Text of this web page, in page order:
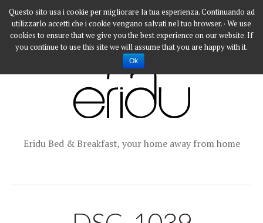
Eridu Bed & Breakfast, your home away from home
Questo sito usa i cookie per migliorare la tua esperienza. Continuando ad
utilizzarlo accetti che i cookie vengano salvati nel tuo browser. · We use
cookies to ensure that we give you the best experience on our website. If
you continue to use this site we will assume that you are happy with it.
Ok